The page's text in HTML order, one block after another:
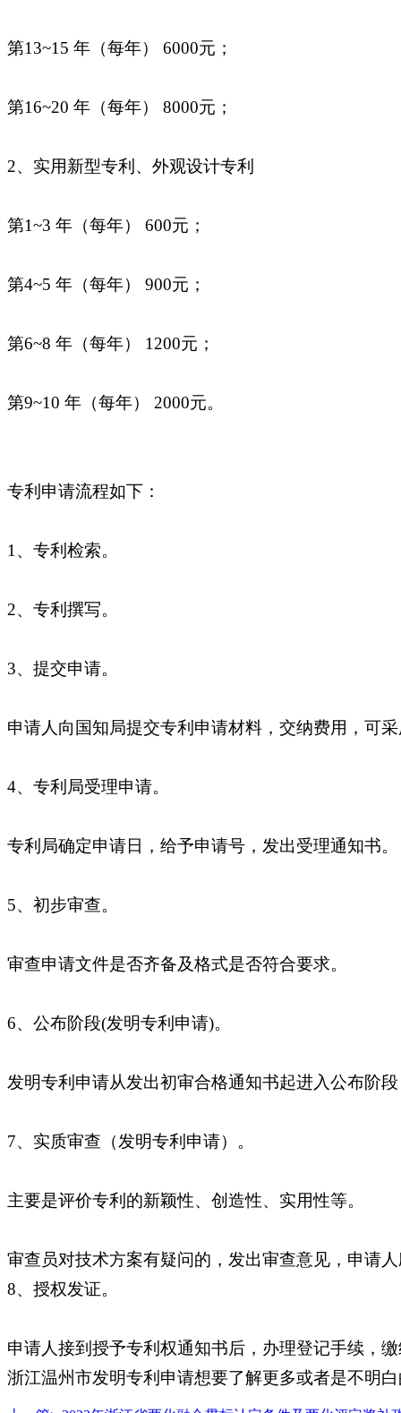
第13~15 年（每年） 6000元；
第16~20 年（每年） 8000元；
2、实用新型专利、外观设计专利
第1~3 年（每年） 600元；
第4~5 年（每年） 900元；
第6~8 年（每年） 1200元；
第9~10 年（每年） 2000元。
专利申请流程如下：
1、专利检索。
2、专利撰写。
3、提交申请。
申请人向国知局提交专利申请材料，交纳费用，可
4、专利局受理申请。
专利局确定申请日，给予申请号，发出受理通知书。
5、初步审查。
审查申请文件是否齐备及格式是否符合要求。
6、公布阶段(发明专利申请)。
发明专利申请从发出初审合格通知书起进入公布阶
7、实质审查（发明专利申请）。
主要是评价专利的新颖性、创造性、实用性等。
审查员对技术方案有疑问的，发出审查意见，申
8、授权发证。
申请人接到授予专利权通知书后，办理登记手续，
浙江温州市发明专利申请想要了解更多或者是不明